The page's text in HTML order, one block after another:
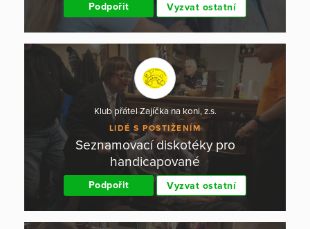
Podpořit Vyzvat ostatní
Klub přátel Zajíčka na koni, z.s.
LIDÉ S POSTIŽENÍM
Seznamovací diskotéky pro
handicapované
Podpořit Vyzvat ostatní